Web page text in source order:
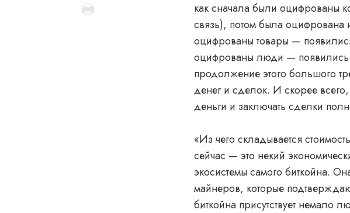
как сначала были оцифрованы
связь), потом была
оцифрованы товары —
оцифрованы люди — появились
продолжение этого большого
денег и сделок. И скорее всего,
деньги и заключать сделки
«Из чего складывается
сейчас — это некий
экосистемы самого биткойна.
майнеров, которые
биткойна присутствует немало